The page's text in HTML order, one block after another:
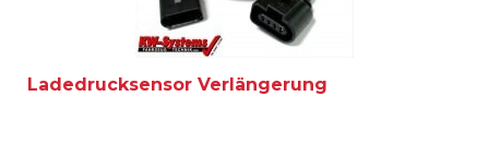
Ladedrucksensor Verlängerung